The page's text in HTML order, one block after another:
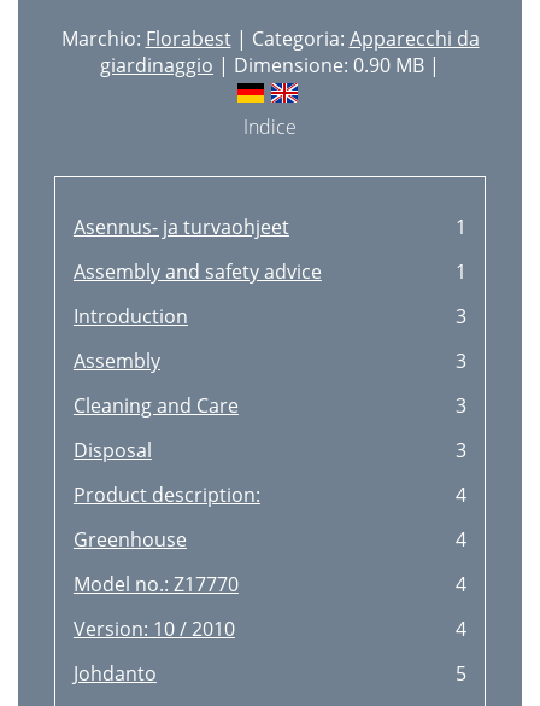
Marchio: Florabest| Categoria: Apparecchi da
giardinaggio | Dimensione: 0.90 MB |
Indice
Asennus- ja turvaohjeet
1
Assembly and safety advice
1
Introduction
3
Assembly
3
Cleaning and Care
3
Disposal
3
Product description:
4
Greenhouse
4
Model no.: Z17770
4
Version: 10 / 2010
4
Johdanto
5